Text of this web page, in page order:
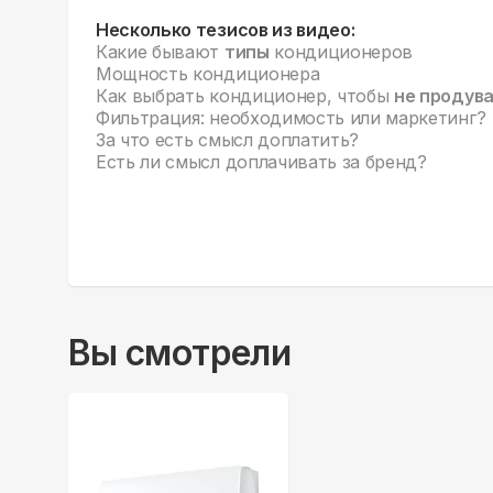
Несколько тезисов из видео:
Какие бывают типы кондиционеров
Мощность кондиционера
Как выбрать кондиционер, чтобы не
Фильтрация: необходимость или маркетинг?
За что есть смысл доплатить?
Есть ли смысл доплачивать за бренд?
Вы смотрели